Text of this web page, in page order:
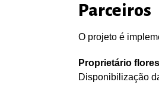
Parceiros
O projeto é
Proprietário
Disponibilização